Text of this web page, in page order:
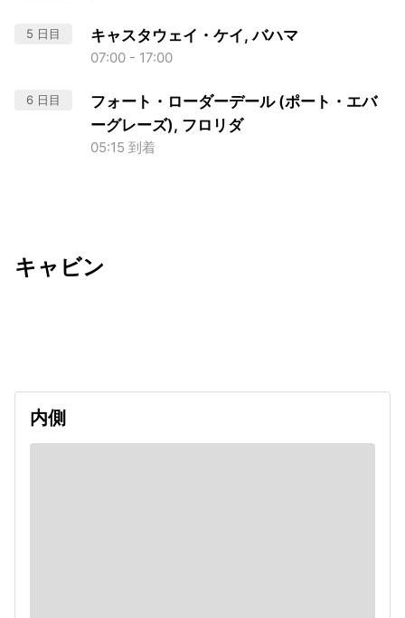
5 日目 キャスタウェイ・ケイ, バハマ
07:00 - 17:00
6 日目
フォート・ローダーデール (ポート・エバ
ーグレーズ), フロリダ
05:15 到着
キャビン
内側